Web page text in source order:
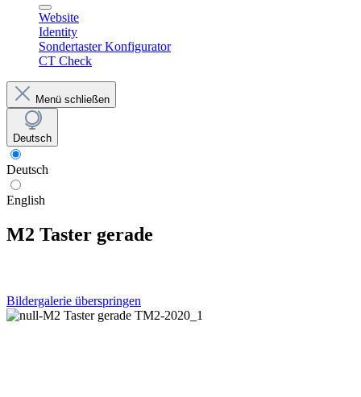
Website
Identity
Sondertaster Konfigurator
CT Check
Menü schließen
Deutsch
Deutsch
English
M2 Taster gerade
Bildergalerie überspringen